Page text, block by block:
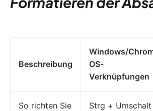
Beschreibung
Windows/
OS-
Verknüpfungen
So richten Sie
Strg + Umschalt